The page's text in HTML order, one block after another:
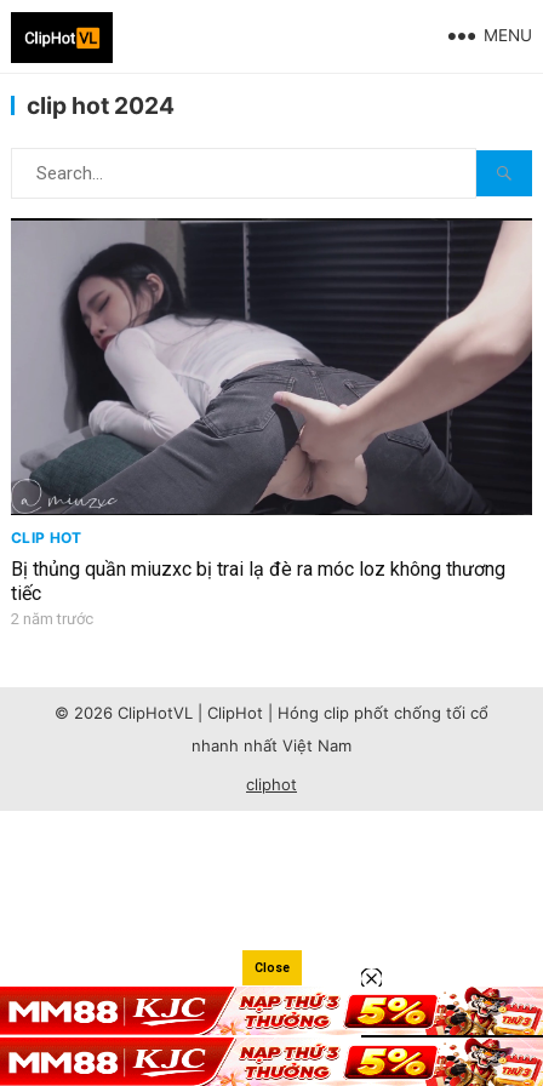
MENU
clip hot 2024
CLIP HOT
Bị thủng quần miuzxc bị trai lạ đè ra móc loz không thương
tiếc
2 năm trước
© 2026 ClipHotVL | ClipHot | Hóng clip phốt chống tối cổ
nhanh nhất Việt Nam
cliphot
Close